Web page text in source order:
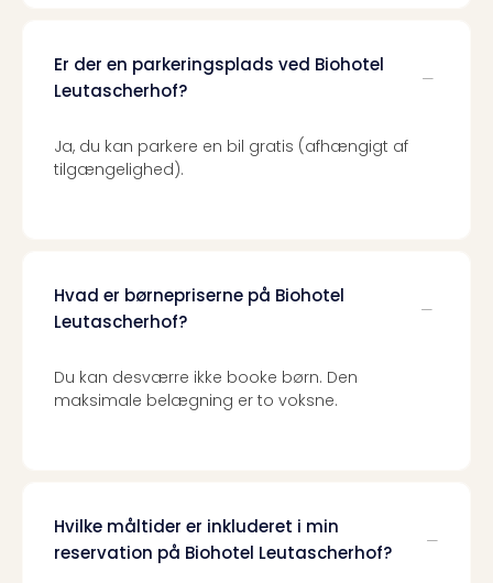
Er der en parkeringsplads ved Biohotel
Leutascherhof?
Ja, du kan parkere en bil gratis (afhængigt af
tilgængelighed).
Hvad er børnepriserne på Biohotel
Leutascherhof?
Du kan desværre ikke booke børn. Den
maksimale belægning er to voksne.
Hvilke måltider er inkluderet i min
reservation på Biohotel Leutascherhof?